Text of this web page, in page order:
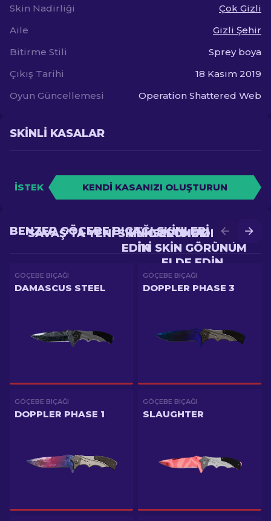
Skin Nadirliği
Çok Gizli
Aile
Gizli Şehir
Bitirme Stili
Sprey boya
Çıkış Tarihi
18 Kasım 2019
Oyun Güncellemesi
Operation Shattered Web
SKINLI KASALAR
İSTEK KENDI KASANIZI OLUŞTURUN
YÜKSELTME'DE DAHA
IYI SKIN GÖRÜNÜM
ELDE EDIN
SAVAŞ'TA YENI SKIN GÖRÜNÜM ELDE
EDIN
BENZER GÖÇEBE BIÇAĞI SKINLERI
GÖÇEBE BIÇAĞI
DAMASCUS STEEL
GÖÇEBE BIÇAĞI
DOPPLER PHASE 3
GÖÇEBE BIÇAĞI
DOPPLER PHASE 1
GÖÇEBE BIÇAĞI
SLAUGHTER